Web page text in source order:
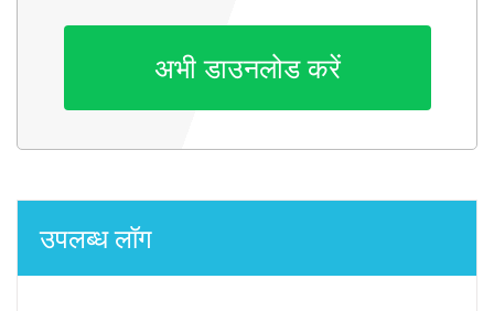
अभी डाउनलोड करें
उपलब्ध लॉग